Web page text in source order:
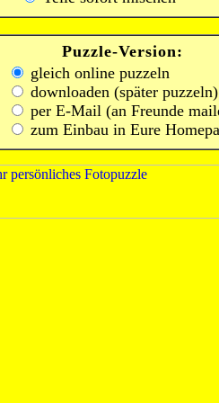
Puzzle-Version:
gleich online puzzeln
downloaden (später puzzeln)
per E-Mail (an Freunde
zum Einbau in Eure